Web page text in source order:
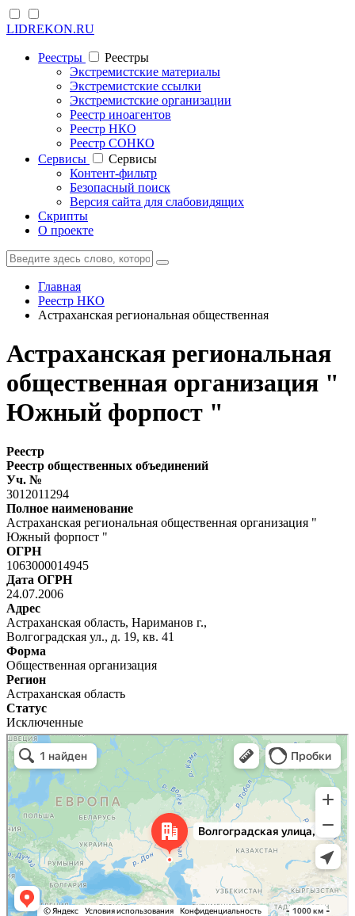
LIDREKON.RU
Реестры
Реестры
Экстремистские материалы
Экстремистские ссылки
Экстремистские организации
Реестр иноагентов
Реестр НКО
Реестр СОНКО
Cервисы
Cервисы
Контент-фильтр
Безопасный поиск
Версия сайта для слабовидящих
Скрипты
О проекте
Главная
Реестр НКО
Астраханская региональная общественная
Астраханская региональная
общественная организация "
Южный форпост "
Реестр
Реестр общественных объединений
Уч. №
3012011294
Полное наименование
Астраханская региональная общественная организация "
Южный форпост "
ОГРН
1063000014945
Дата ОГРН
24.07.2006
Адрес
Астраханская область, Нариманов г.,
Волгоградская ул., д. 19, кв. 41
Форма
Общественная организация
Регион
Астраханская область
Статус
Исключенные